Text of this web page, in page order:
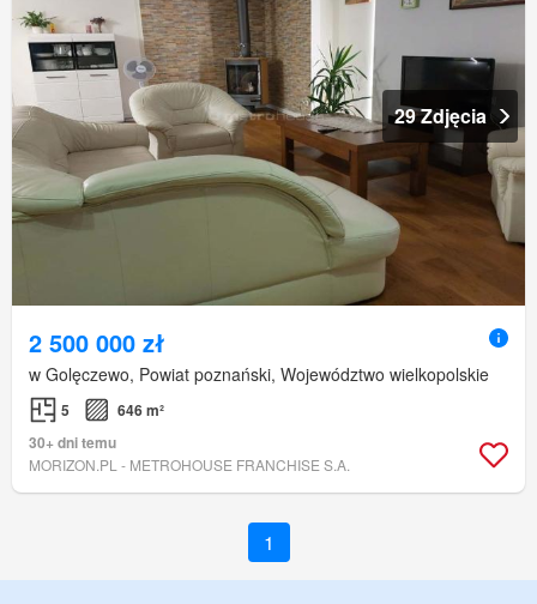
29 Zdjęcia
2 500 000 zł
w Golęczewo, Powiat poznański, Województwo wielkopolskie
5
646 m²
30+ dni temu
MORIZON.PL - METROHOUSE FRANCHISE S.A.
1